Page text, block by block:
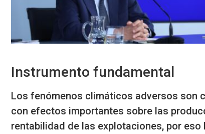
Instrumento fundamental
Los fenómenos climáticos adversos son
con efectos importantes sobre las
rentabilidad de las explotaciones, por